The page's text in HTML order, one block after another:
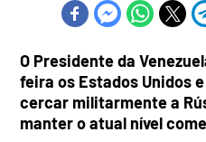
O Presidente da
feira os Estados Unidos
cercar militarmente a
manter o atual nível